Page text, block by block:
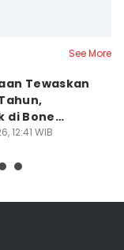
See More
Tewaskan
di Bone
Propam
12:41 WIB